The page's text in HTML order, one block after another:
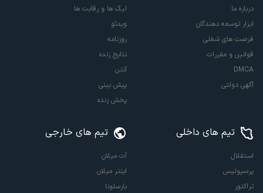
درباره ما
ابزار توسعه دهندگان
فرصت های شغلی
قوانین و مقررات
DMCA
آگهی دولتی
لیگ ها و رقابت ها
ویدئو
روزنامه
نتایج زنده
آنتن
پیش بینی
پخش زنده
تیم های داخلی
استقلال
پرسپولیس
تراکتور
تیم های خارجی
آث میلان
اینتر میلان
بارسلونا